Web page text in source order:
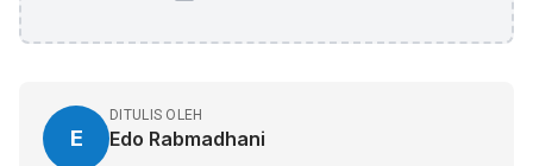
E
DITULIS OLEH
Edo Rabmadhani